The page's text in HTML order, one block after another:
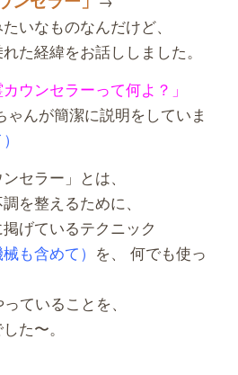
いなものなんだけど、
た経緯をお話ししました。
カウンセラーって何よ？」
ゃんが簡潔に説明をしていま
セラー」とは、
を整えるために、
げているテクニック
も含めて） を、 何でも使っ
ていることを、
た〜。